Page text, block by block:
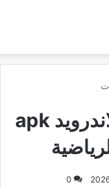
تحميل تطبيق buz tv للاندرويد apk
0